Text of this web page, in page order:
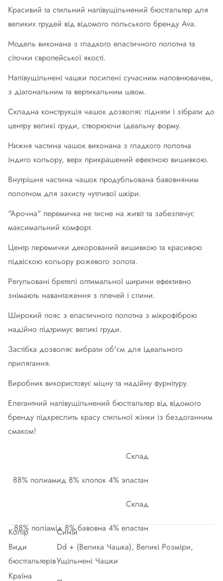
Красивий та стильний напівущільнений бюстгальтер для
великих грудей від відомого польського бренду Ava.
Модель виконана з гладкого еластичного полотна та
сіточки європейської якості.
Напівущільнені чашки посилені сучасним наповнювачем,
з діагональним та вертикальним швом.
Складна конструкція чашок дозволяє підняти і зібрати до
центру великі груди, створюючи ідеальну форму.
Нижня частина чашок виконана з гладкого полотна
індиго кольору, верх прикрашений ефектною вишивкою.
Внутрішня частина чашок продубльована бавовняним
полотном для захисту чутливої ​​шкіри.
"Арочна" перемичка не тисне на живіт та забезпечує
максимальний комфорт.
Центр перемички декорований вишивкою та красивою
підвіскою кольору рожевого золота.
Регульовані бретелі оптимальної ширини ефективно
знімають навантаження з плечей і спини.
Широкий пояс з еластичного полотна з мікрофіброю
надійно підтримує великі груди.
Застібка дозволяє вибрати об'єм для ідеального
прилягання.
Виробник використовує міцну та надійну фурнітуру.
Елегантний напівущільнений бюстгальтер від відомого
бренду підкреслить красу стильної жінки із бездоганним
смаком!
Склад
88% полиамид 8% хлопок 4% эластан
Склад
88% поліамід 8% бавовна 4% еластан
Колір
Синій
Види
бюстгальтерів
Dd + (Велика Чашка), Великі Розміри,
Ущільнені Чашки
Країна